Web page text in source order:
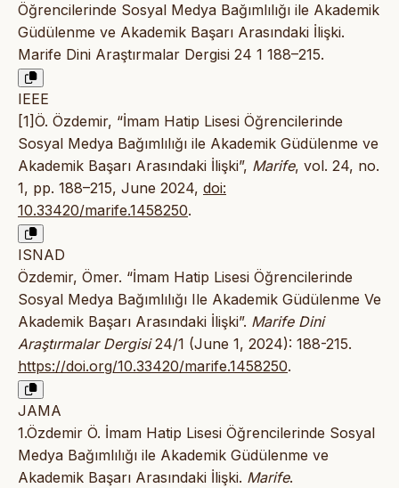
Öğrencilerinde Sosyal Medya Bağımlılığı ile Akademik
Güdülenme ve Akademik Başarı Arasındaki İlişki.
Marife Dini Araştırmalar Dergisi 24 1 188–215.
IEEE
[1]Ö. Özdemir, “İmam Hatip Lisesi Öğrencilerinde
Sosyal Medya Bağımlılığı ile Akademik Güdülenme ve
Akademik Başarı Arasındaki İlişki”, Marife, vol. 24, no.
1, pp. 188–215, June 2024, doi:
10.33420/marife.1458250.
ISNAD
Özdemir, Ömer. “İmam Hatip Lisesi Öğrencilerinde
Sosyal Medya Bağımlılığı Ile Akademik Güdülenme Ve
Akademik Başarı Arasındaki İlişki”. Marife Dini
Araştırmalar Dergisi24/1 (June 1, 2024): 188-215.
https://doi.org/10.33420/marife.1458250.
JAMA
1.Özdemir Ö. İmam Hatip Lisesi Öğrencilerinde Sosyal
Medya Bağımlılığı ile Akademik Güdülenme ve
Akademik Başarı Arasındaki İlişki. Marife.